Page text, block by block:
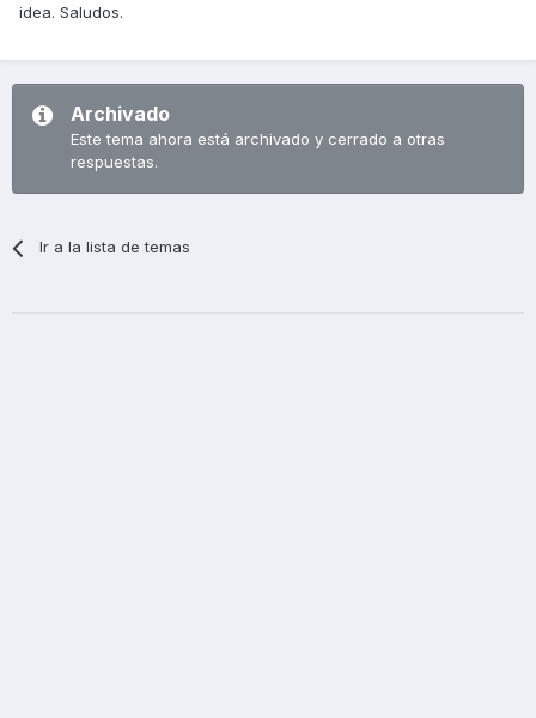
idea. Saludos.
Archivado
Este tema ahora está archivado y cerrado a otras
respuestas.
Ir a la lista de temas